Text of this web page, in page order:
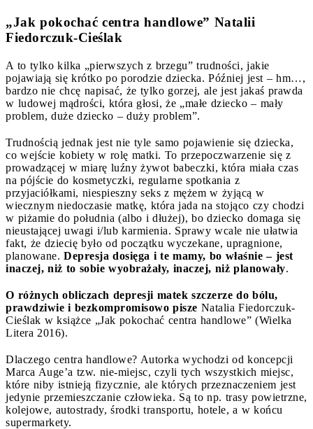
„Jak pokochać centra handlowe” Natalii
Fiedorczuk-Cieślak
A to tylko kilka „pierwszych z brzegu” trudności, jakie
pojawiają się krótko po porodzie dziecka. Później jest – hm…,
bardzo nie chcę napisać, że tylko gorzej, ale jest jakaś prawda
w ludowej mądrości, która głosi, że „małe dziecko – mały
problem, duże dziecko – duży problem”.
Trudnością jednak jest nie tyle samo pojawienie się dziecka,
co wejście kobiety w rolę matki. To przepoczwarzenie się z
prowadzącej w miarę luźny żywot babeczki, która miała czas
na pójście do kosmetyczki, regularne spotkania z
przyjaciółkami, niespieszny seks z mężem w żyjącą w
wiecznym niedoczasie matkę, która jada na stojąco czy chodzi
w piżamie do południa (albo i dłużej), bo dziecko domaga się
nieustającej uwagi i/lub karmienia. Sprawy wcale nie ułatwia
fakt, że dziecię było od początku wyczekane, upragnione,
planowane. Depresja dosięga i te mamy, bo właśnie – jest
inaczej, niż to sobie wyobrażały, inaczej, niż planowały.
O różnych obliczach depresji matek szczerze do bólu,
prawdziwie i bezkompromisowo pisze Natalia Fiedorczuk-
Cieślak w książce „Jak pokochać centra handlowe” (Wielka
Litera 2016).
Dlaczego centra handlowe? Autorka wychodzi od koncepcji
Marca Auge’a tzw. nie-miejsc, czyli tych wszystkich miejsc,
które niby istnieją fizycznie, ale których przeznaczeniem jest
jedynie przemieszczanie człowieka. Są to np. trasy powietrzne,
kolejowe, autostrady, środki transportu, hotele, a w końcu
supermarkety.